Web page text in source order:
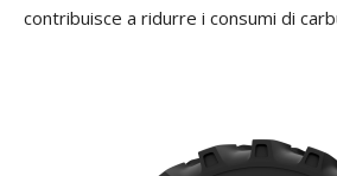
contribuisce a ridurre i consumi di